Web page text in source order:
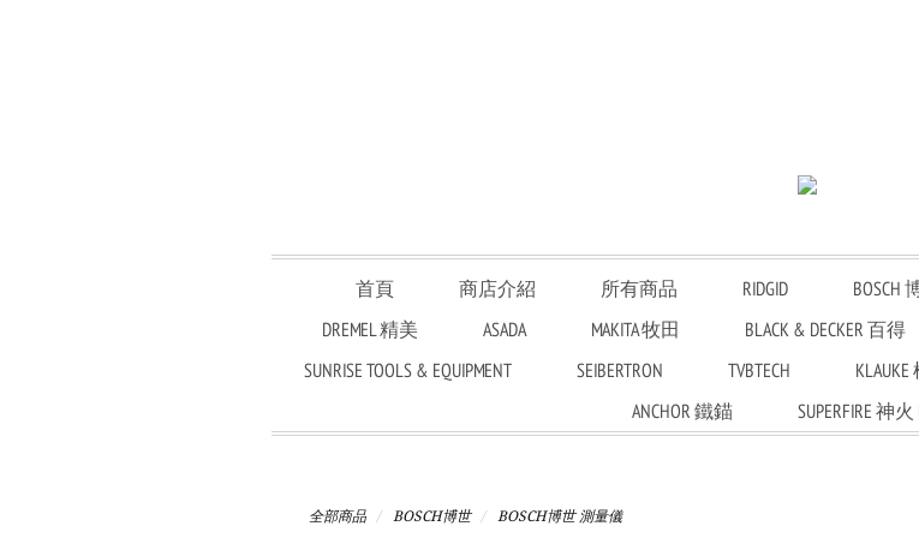
首頁 商店介紹 所有商品 RIDGID BOSCH
DREMEL 精美
ASADA MAKITA 牧田 BLACK & DECKER 百得
SUNRISE TOOLS & EQUIPMENT
SEIBERTRON TVBTECH
ANCHOR 鐵錨
SUPERFIRE 神
全部商品 BOSCH博世 BOSCH博世 測量儀